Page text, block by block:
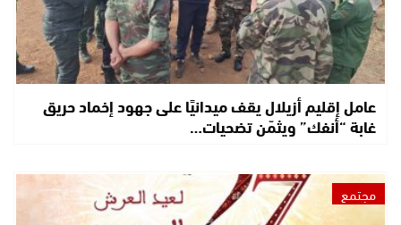
عامل إقليم أزيلال يقف ميدانيًا على جهود إخماد حريق
غابة “أنفك” ويثمّن تضحيات…
مجتمع